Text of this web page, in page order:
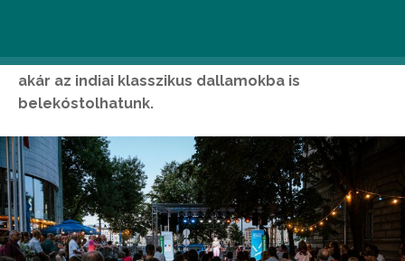
táncházi zenén és romantikus sanzonokon kívül
akár az indiai klasszikus dallamokba is
belekóstolhatunk.